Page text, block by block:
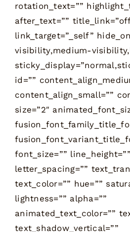
rotation_text=””
after_text=””
link_target=”_self”
visibility,medium-
id=””
content_align_small=””
size=”2″
font_size=”” line_height=””
letter_spacing=””
text_color=”” hue=””
lightness=”” alpha=””
animated_text_color=””
text_shadow_vertical=””